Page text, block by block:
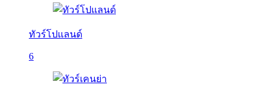
ทัวร์โปแลนด์
6